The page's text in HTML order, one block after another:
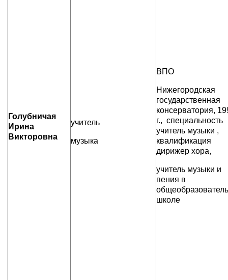
Голубничая
Ирина
Викторовна
учитель
музыка
ВПО
Нижегородская
государственная
консерватория,
г., специальность
учитель музыки ,
квалификация
дирижер хора,
учитель музыки и
пения в
школе